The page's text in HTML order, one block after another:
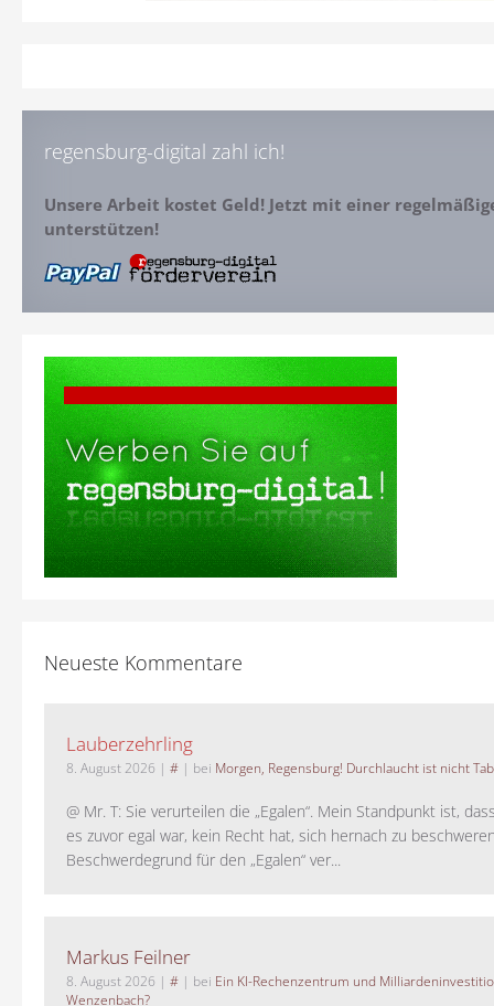
regensburg-digital zahl ich!
Unsere Arbeit kostet Geld! Jetzt mit einer
unterstützen!
Neueste Kommentare
Lauberzehrling
8. August 2026 | # | bei Morgen, Regensburg! Durchlaucht ist nicht
@ Mr. T: Sie verurteilen die „Egalen“. Mein Standpunkt ist,
es zuvor egal war, kein Recht hat, sich hernach zu
Beschwerdegrund für den „Egalen“ ver...
Markus Feilner
8. August 2026 | # | bei Ein KI-Rechenzentrum und
Wenzenbach?